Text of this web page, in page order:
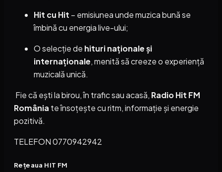
Hit cu Hit – emisiunea unde muzica bună se
îmbină cu energia live-ului;
O selecție de hituri naționale și
internaționale, menită să creeze o experiență
muzicală unică.
Fie că ești la birou, în trafic sau acasă, Radio Hit FM
România te însoțește cu ritm, informație și energie
pozitivă.
TELEFON 0770942942
Rețeaua HIT FM